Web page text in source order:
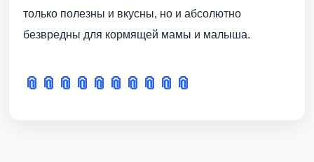
только полезны и вкусны, но и абсолютно
безвредны для кормящей мамы и малыша.
📎 📎 📎 📎 📎 📎 📎 📎 📎 📎